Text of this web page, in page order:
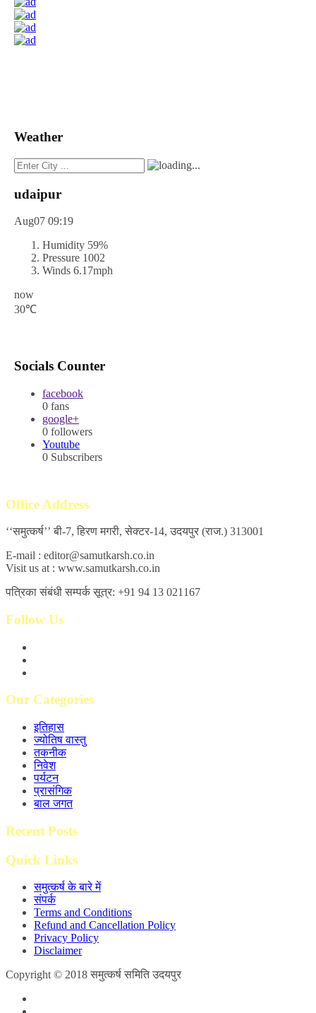
Weather
udaipur
Aug07 09:19
Humidity 59%
Pressure 1002
Winds 6.17mph
now
30℃
Socials Counter
facebook
0 fans
google+
0 followers
Youtube
0 Subscribers
Office Address
‘‘समुत्कर्ष’’ बी-7, हिरण मगरी, सेक्टर-14, उदयपुर (राज.) 313001
E-mail : editor@samutkarsh.co.in
Visit us at : www.samutkarsh.co.in
पत्रिका संबंधी सम्पर्क सूत्र: +91 94 13 021167
Follow Us
Our Categories
इतिहास
ज्योतिष वास्तु
तकनीक
निवेश
पर्यटन
प्रासंगिक
बाल जगत
Recent Posts
Quick Links
समुत्कर्ष के बारे में
संपर्क
Terms and Conditions
Refund and Cancellation Policy
Privacy Policy
Disclaimer
Copyright © 2018 समुत्कर्ष समिति उदयपुर